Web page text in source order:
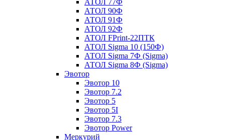
АТОЛ 77Ф
АТОЛ 90Ф
АТОЛ 91Ф
АТОЛ 92Ф
АТОЛ FPrint-22ПТК
АТОЛ Sigma 10 (150Ф)
АТОЛ Sigma 7Ф (Sigma)
АТОЛ Sigma 8Ф (Sigma)
Эвотор
Эвотор 10
Эвотор 7.2
Эвотор 5
Эвотор 5I
Эвотор 7.3
Эвотор Power
Меркурий